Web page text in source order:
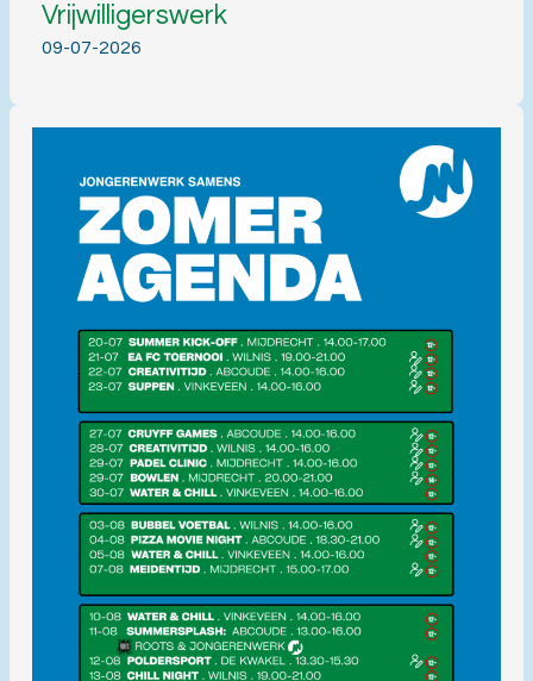
Vrijwilligerswerk
09-07-2026